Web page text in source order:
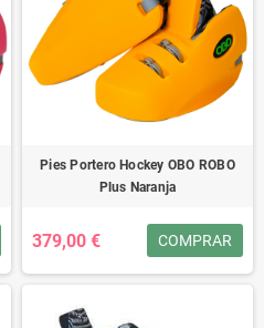
Pies Portero Hockey OBO ROBO
Plus Naranja
379,00 € COMPRAR